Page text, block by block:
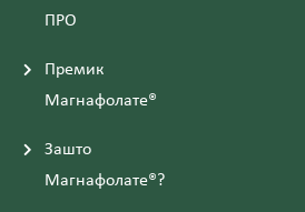
ПРО
Премик
Магнафолате®
Зашто
Магнафолате®?